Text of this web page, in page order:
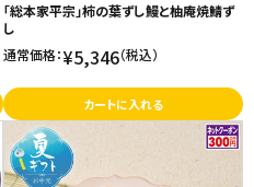
「総本家平宗」柿の葉ずし鰻と柚庵焼鯖ず
し
通常価格：¥5,346（税込）
カートに入れる